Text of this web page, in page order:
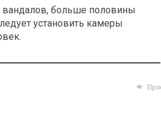
вандалов, больше половины
установить камеры